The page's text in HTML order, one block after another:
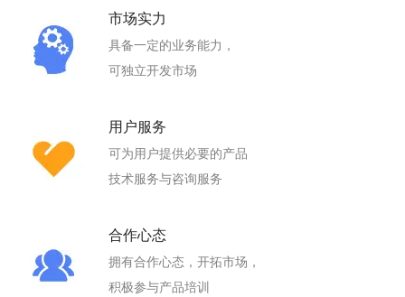
市场实力
具备一定的业务能力，
可独立开发市场
用户服务
可为用户提供必要的产品
技术服务与咨询服务
合作心态
拥有合作心态，开拓市场，
积极参与产品培训